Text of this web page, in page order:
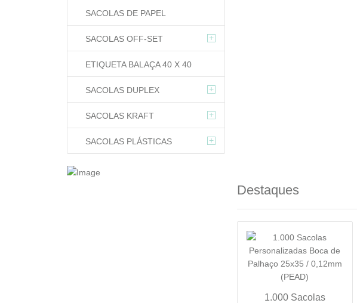
SACOLAS DE PAPEL
SACOLAS OFF-SET +
ETIQUETA BALAÇA 40 X 40
SACOLAS DUPLEX +
SACOLAS KRAFT +
SACOLAS PLÁSTICAS +
Destaques
1.000 Sacolas